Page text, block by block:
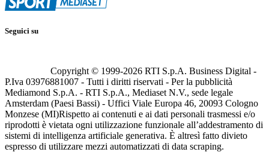
Seguici su
Copyright © 1999-2026 RTI S.p.A. Business Digital -
P.Iva 03976881007 - Tutti i diritti riservati - Per la pubblicità
Mediamond S.p.A. - RTI S.p.A., Mediaset N.V., sede legale
Amsterdam (Paesi Bassi) - Uffici Viale Europa 46, 20093 Cologno
Monzese (MI)Rispetto ai contenuti e ai dati personali trasmessi e/o
riprodotti è vietata ogni utilizzazione funzionale all’addestramento di
sistemi di intelligenza artificiale generativa. È altresì fatto divieto
espresso di utilizzare mezzi automatizzati di data scraping.